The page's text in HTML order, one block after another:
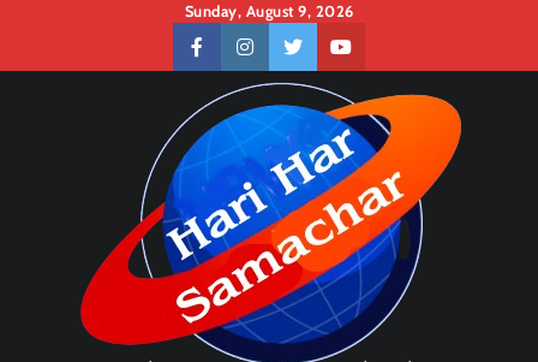
content
Sunday, August 9, 2026
facebookinstagramtwitteryoutube